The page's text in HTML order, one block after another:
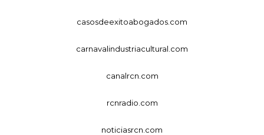
casosdeexitoabogados.com
carnavalindustriacultural.com
canalrcn.com
rcnradio.com
noticiasrcn.com